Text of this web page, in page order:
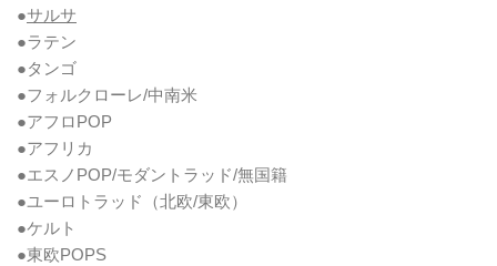
●サルサ
●ラテン
●タンゴ
●フォルクローレ/中南米
●アフロPOP
●アフリカ
●エスノPOP/モダントラッド/無国籍
●ユーロトラッド（北欧/東欧）
●ケルト
●東欧POPS